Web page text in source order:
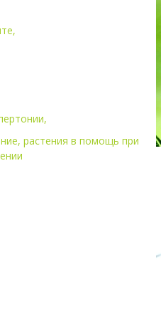
растения в помощь при